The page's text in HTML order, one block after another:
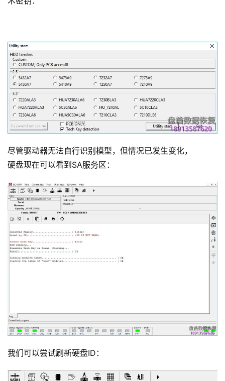
尽管驱动器无法自行识别模型，但情况已发生变化，
硬盘现在可以看到SA服务区：
我们可以尝试刷新硬盘ID：